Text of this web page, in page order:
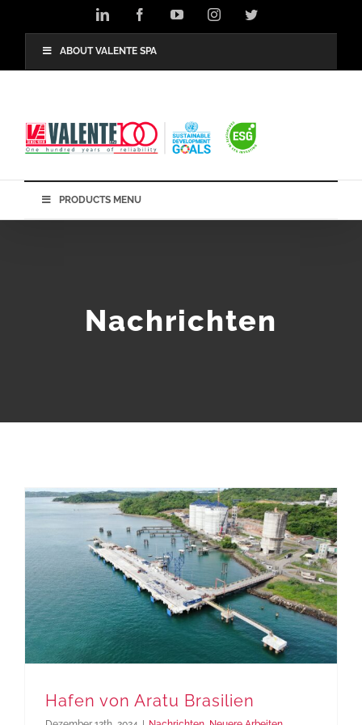
LinkedIn FacebookYouTubeInstagramTwitter
ABOUT VALENTE SPA
PRODUCTS MENU
Nachrichten
Hafen von Aratu Brasilien